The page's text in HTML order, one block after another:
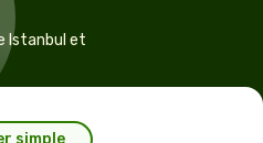
Istanbul et
simple